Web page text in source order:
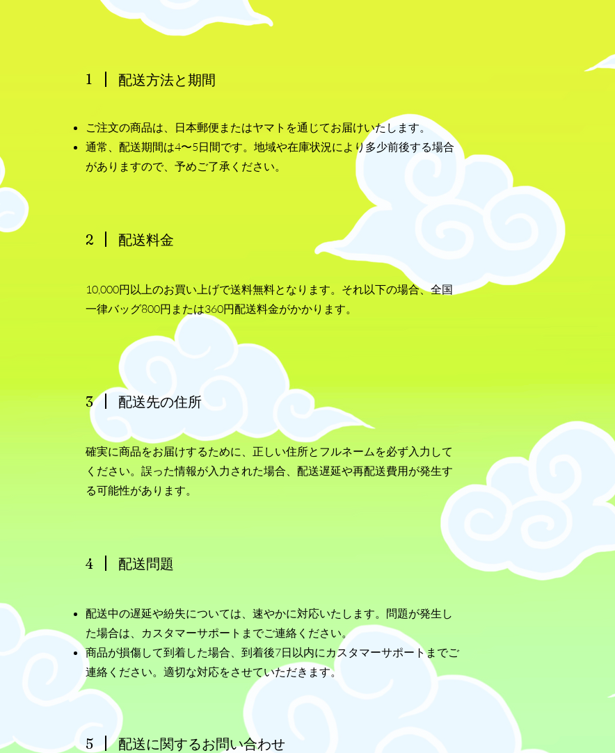
1 配送方法と期間
ご注文の商品は、日本郵便またはヤマトを通じてお届けいたします。
通常、配送期間は4〜5日間です。地域や在庫状況により多少前後する場合
がありますので、予めご了承ください。
2 配送料金
10,000円以上のお買い上げで送料無料となります。それ以下の場合、全国
一律バッグ800円または360円配送料金がかかります。
3 配送先の住所
確実に商品をお届けするために、正しい住所とフルネームを必ず入力して
ください。誤った情報が入力された場合、配送遅延や再配送費用が発生す
る可能性があります。
4 配送問題
配送中の遅延や紛失については、速やかに対応いたします。問題が発生し
た場合は、カスタマーサポートまでご連絡ください。
商品が損傷して到着した場合、到着後7日以内にカスタマーサポートまでご
連絡ください。適切な対応をさせていただきます。
5 配送に関するお問い合わせ